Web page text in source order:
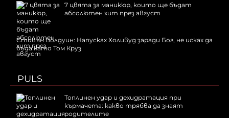
7 цвята за маникюр, които ще бъдат
абсолютен хит през август
Стивън Болдуин: Напусках Холивуд заради Бог, не исках да
бъда като Том Круз
PULS
Топлинен удар и дехидратация при
кърмачета: какво трябва да знаят
родителите